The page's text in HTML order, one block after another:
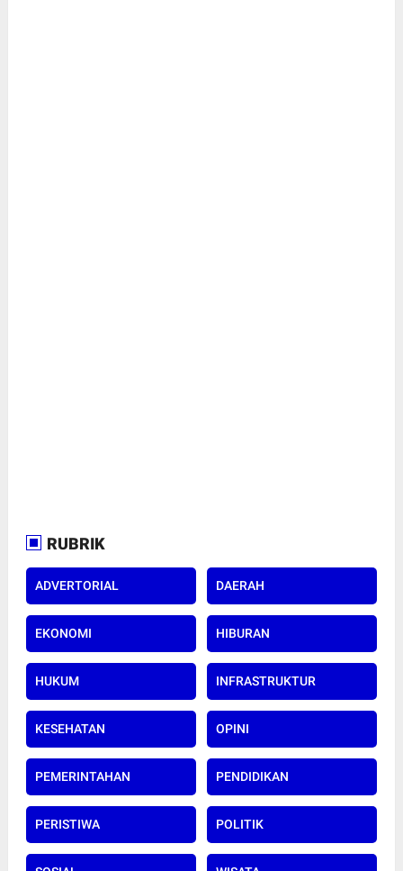
RUBRIK
ADVERTORIAL DAERAH
EKONOMI HIBURAN
HUKUM INFRASTRUKTUR
KESEHATAN OPINI
PEMERINTAHAN PENDIDIKAN
PERISTIWA POLITIK